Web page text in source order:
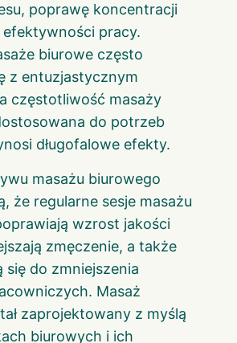
poprawę koncentracji
pracy.
biurowe często
z entuzjastycznym
częstotliwość masaży
do potrzeb
długofalowe efekty.
masażu biurowego
że regularne sesje masażu
wzrost jakości
zmęczenie, a także
się do zmniejszenia
Masaż
zaprojektowany z myślą
biurowych i ich